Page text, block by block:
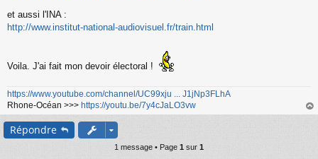
et aussi l'INA :
http://www.institut-national-audiovisuel.fr/train.html
Voila. J'ai fait mon devoir électoral !
https://www.youtube.com/channel/UC99xju ... J1jNp3FLhA
Rhone-Océan >>> https://youtu.be/7y4cJaLO3vw
au
Répondre
1 message • Page 1 sur 1